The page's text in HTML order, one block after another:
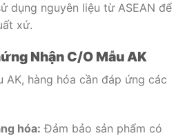
dụng nguyên liệu từ ASEAN để
xứ.
Nhận C/O Mẫu AK
hàng hóa cần đáp ứng các
hóa: Đảm bảo sản phẩm có